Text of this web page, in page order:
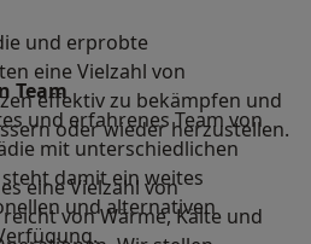
und erprobte
eine Vielzahl von
effektiv zu bekämpfen und
oder wieder herzustellen.
eine Vielzahl von
von Wärme, Kälte und
Team
und erfahrenes Team von
mit unterschiedlichen
damit ein weites
und alternativen